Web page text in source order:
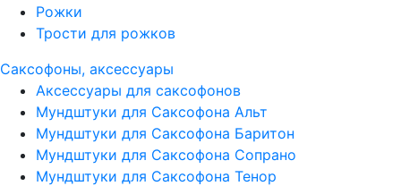
Рожки
Трости для рожков
Саксофоны, аксессуары
Аксессуары для саксофонов
Мундштуки для Саксофона Альт
Мундштуки для Саксофона Баритон
Мундштуки для Саксофона Сопрано
Мундштуки для Саксофона Тенор